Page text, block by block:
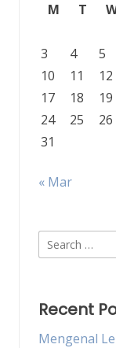
M
T
3
4 5
10
11 12
17
18 19
24
25 26
31
« Mar
Search
for:
Recent
Mengenal